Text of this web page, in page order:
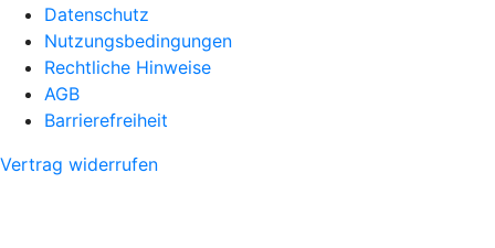
Datenschutz
Nutzungsbedingungen
Rechtliche Hinweise
AGB
Barrierefreiheit
Vertrag widerrufen